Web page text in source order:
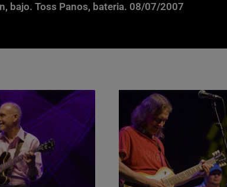
bajo. Toss Panos, bateria. 08/07/2007